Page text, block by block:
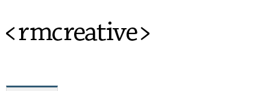
<rmcreative>